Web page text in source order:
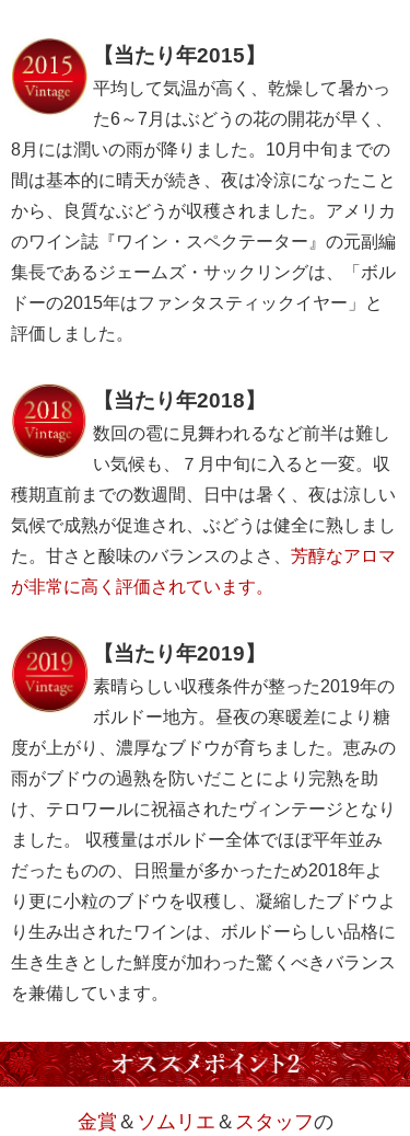
【当たり年2015】
平均して気温が高く、乾燥して暑かっ
た6～7月はぶどうの花の開花が早く、
8月には潤いの雨が降りました。10月中旬までの
間は基本的に晴天が続き、夜は冷涼になったこと
から、良質なぶどうが収穫されました。アメリカ
のワイン誌『ワイン・スペクテーター』の元副編
集長であるジェームズ・サックリングは、「ボル
ドーの2015年はファンタスティックイヤー」と
評価しました。
【当たり年2018】
数回の雹に見舞われるなど前半は難し
い気候も、７月中旬に入ると一変。収
穫期直前までの数週間、日中は暑く、夜は涼しい
気候で成熟が促進され、ぶどうは健全に熟しまし
た。甘さと酸味のバランスのよさ、 芳醇なアロマ
が非常に高く評価されています。
【当たり年2019】
素晴らしい収穫条件が整った2019年の
ボルドー地方。昼夜の寒暖差により糖
度が上がり、濃厚なブドウが育ちました。恵みの
雨がブドウの過熟を防いだことにより完熟を助
け、テロワールに祝福されたヴィンテージとなり
ました。 収穫量はボルドー全体でほぼ平年並み
だったものの、日照量が多かったため2018年よ
り更に小粒のブドウを収穫し、凝縮したブドウよ
り生み出されたワインは、ボルドーらしい品格に
生き生きとした鮮度が加わった驚くべきバランス
を兼備しています。
金賞 ＆ ソムリエ ＆ スタッフの